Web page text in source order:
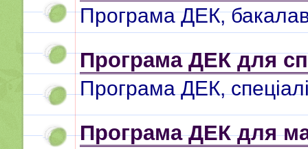
Програма ДЕК,
Програма ДЕК для
Програма ДЕК,
Програма ДЕК для